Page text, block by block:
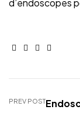
d’endoscopes
Facebook
LinkedinGoogle+
PREV POST